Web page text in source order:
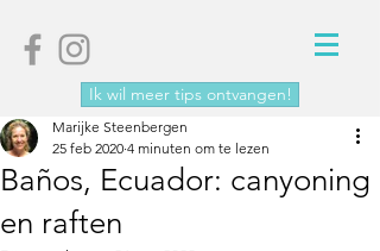
Ik wil meer tips ontvangen!
Baños, Ecuador: canyoning
en raften
Marijke Steenbergen
25 feb 2020 4 minuten om te lezen